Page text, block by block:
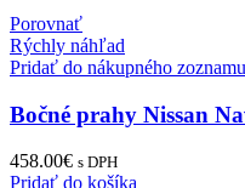
Porovnať
Rýchly náhľad
Pridať do nákupného zoznamu
Bočné prahy Nissan
458.00€ s DPH
Pridať do košíka